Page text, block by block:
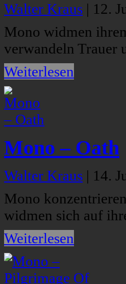
Walter Kraus | 12.
Mono widmen
verwandeln Trauer
Weiterlesen
Mono – Oath
Walter Kraus | 14.
Mono
widmen sich auf
Weiterlesen